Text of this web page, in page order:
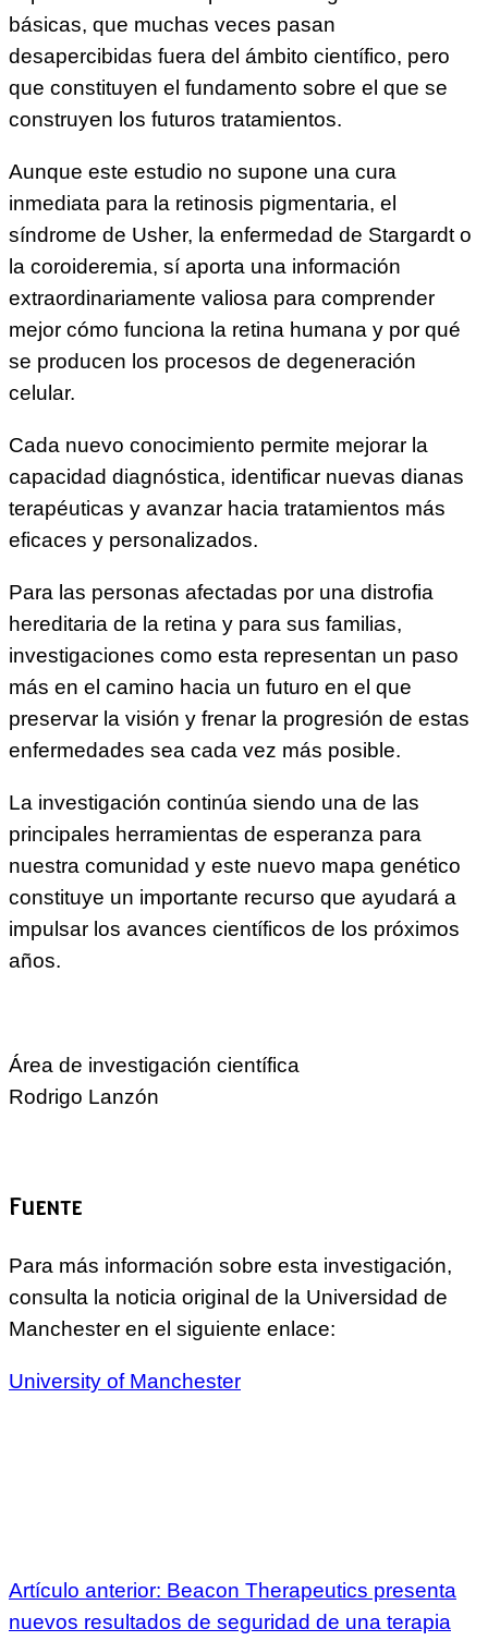
básicas, que muchas veces pasan
desapercibidas fuera del ámbito científico, pero
que constituyen el fundamento sobre el que se
construyen los futuros tratamientos.
Aunque este estudio no supone una cura
inmediata para la retinosis pigmentaria, el
síndrome de Usher, la enfermedad de Stargardt o
la coroideremia, sí aporta una información
extraordinariamente valiosa para comprender
mejor cómo funciona la retina humana y por qué
se producen los procesos de degeneración
celular.
Cada nuevo conocimiento permite mejorar la
capacidad diagnóstica, identificar nuevas dianas
terapéuticas y avanzar hacia tratamientos más
eficaces y personalizados.
Para las personas afectadas por una distrofia
hereditaria de la retina y para sus familias,
investigaciones como esta representan un paso
más en el camino hacia un futuro en el que
preservar la visión y frenar la progresión de estas
enfermedades sea cada vez más posible.
La investigación continúa siendo una de las
principales herramientas de esperanza para
nuestra comunidad y este nuevo mapa genético
constituye un importante recurso que ayudará a
impulsar los avances científicos de los próximos
años.
Área de investigación científica
Rodrigo Lanzón
Fuente
Para más información sobre esta investigación,
consulta la noticia original de la Universidad de
Manchester en el siguiente enlace:
University of Manchester
Artículo anterior: Beacon Therapeutics presenta
nuevos resultados de seguridad de una terapia